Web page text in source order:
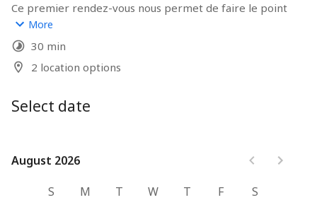
Ce premier rendez-vous nous permet de faire le point
sur votre mariage : vos envies, vos inspirations et vos
besoins. Pendant 30 min, je vous pose des questions et
nous échangeons sur votre mariage. On voit si le feeling
passe !
This first meeting is all about your wedding:
want, what inspires you, and what you need.
if we’re a good fit!
More
30 min
2 location options
Select date
August 2026
August 2026
S
M T W T F
S